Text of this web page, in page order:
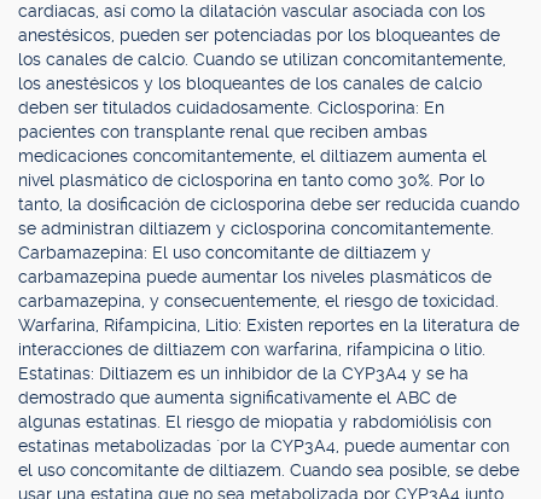
cardiacas, así como la dilatación vascular asociada con los
anestésicos, pueden ser potenciadas por los bloqueantes de
los canales de calcio. Cuando se utilizan concomitantemente,
los anestésicos y los bloqueantes de los canales de calcio
deben ser titulados cuidadosamente. Ciclosporina: En
pacientes con transplante renal que reciben ambas
medicaciones concomitantemente, el diltiazem aumenta el
nivel plasmático de ciclosporina en tanto como 30%. Por lo
tanto, la dosificación de ciclosporina debe ser reducida cuando
se administran diltiazem y ciclosporina concomitantemente.
Carbamazepina: El uso concomitante de diltiazem y
carbamazepina puede aumentar los niveles plasmáticos de
carbamazepina, y consecuentemente, el riesgo de toxicidad.
Warfarina, Rifampicina, Litio: Existen reportes en la literatura de
interacciones de diltiazem con warfarina, rifampicina o litio.
Estatinas: Diltiazem es un inhibidor de la CYP3A4 y se ha
demostrado que aumenta significativamente el ABC de
algunas estatinas. El riesgo de miopatía y rabdomiólisis con
estatinas metabolizadas ´por la CYP3A4, puede aumentar con
el uso concomitante de diltiazem. Cuando sea posible, se debe
usar una estatina que no sea metabolizada por CYP3A4 junto